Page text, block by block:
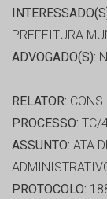
PREFEITURA
ADVOGADO(S):
RELATOR:
PROCESSO: TC/
ASSUNTO: ATA
PROTOCOLO: